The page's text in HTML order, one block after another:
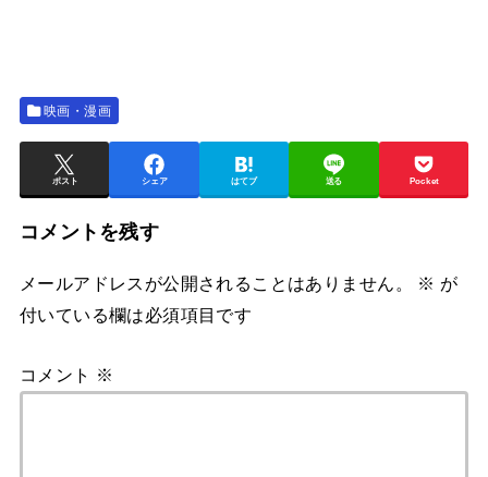
映画・漫画
ポスト シェア はてブ 送る Pocket
コメントを残す
メールアドレスが公開されることはありません。 ※ が
付いている欄は必須項目です
コメント ※